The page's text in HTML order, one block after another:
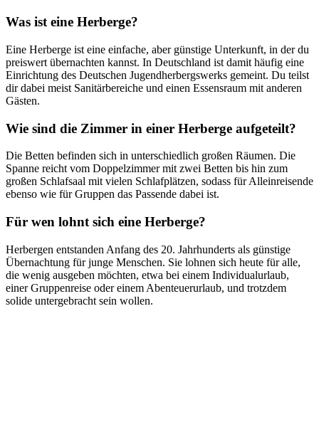
Was ist eine Herberge?
Eine Herberge ist eine einfache, aber günstige Unterkunft, in der du
preiswert übernachten kannst. In Deutschland ist damit häufig eine
Einrichtung des Deutschen Jugendherbergswerks gemeint. Du teilst
dir dabei meist Sanitärbereiche und einen Essensraum mit anderen
Gästen.
Wie sind die Zimmer in einer Herberge aufgeteilt?
Die Betten befinden sich in unterschiedlich großen Räumen. Die
Spanne reicht vom Doppelzimmer mit zwei Betten bis hin zum
großen Schlafsaal mit vielen Schlafplätzen, sodass für Alleinreisende
ebenso wie für Gruppen das Passende dabei ist.
Für wen lohnt sich eine Herberge?
Herbergen entstanden Anfang des 20. Jahrhunderts als günstige
Übernachtung für junge Menschen. Sie lohnen sich heute für alle,
die wenig ausgeben möchten, etwa bei einem Individualurlaub,
einer Gruppenreise oder einem Abenteuerurlaub, und trotzdem
solide untergebracht sein wollen.